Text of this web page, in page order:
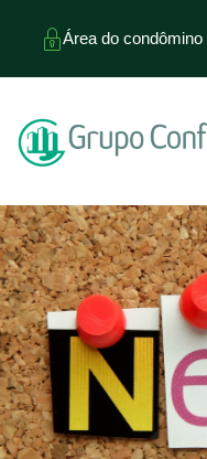
Área do condômino